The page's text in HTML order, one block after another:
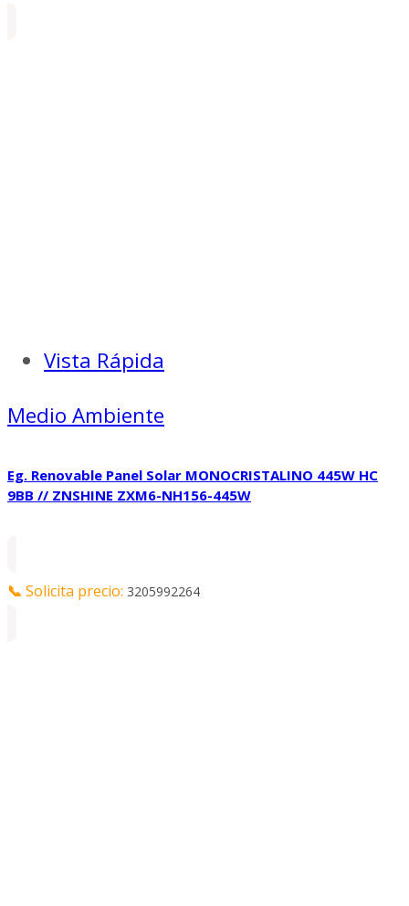
Vista Rápida
Medio Ambiente
Eg. Renovable Panel Solar MONOCRISTALINO 445W HC
9BB // ZNSHINE ZXM6-NH156-445W
📞 Solicita precio: 3205992264